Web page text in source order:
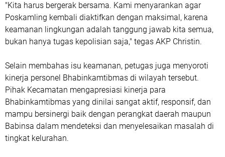
"Kita harus bergerak bersama. Kami menyarankan agar
Poskamling kembali diaktifkan dengan maksimal, karena
keamanan lingkungan adalah tanggung jawab kita semua,
bukan hanya tugas kepolisian saja," tegas AKP Christin.
Selain membahas isu keamanan, petugas juga menyoroti
kinerja personel Bhabinkamtibmas di wilayah tersebut.
Pihak Kecamatan mengapresiasi kinerja para
Bhabinkamtibmas yang dinilai sangat aktif, responsif, dan
mampu bersinergi baik dengan perangkat daerah maupun
Babinsa dalam mendeteksi dan menyelesaikan masalah di
tingkat kelurahan.